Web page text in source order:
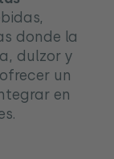
donde la
dulzor y
un
en